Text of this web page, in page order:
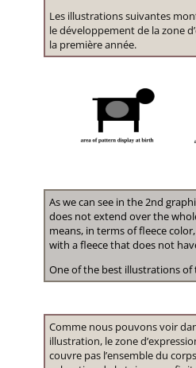
Les illustrations suivantes
le développement de la zone
la première année.
As we can see in the 2nd
does not extend over the
means, in terms of fleece
with a fleece that does not
One of the best illustrations of
Comme nous pouvons voir
illustration, le zone
couvre pas l’ensemble du